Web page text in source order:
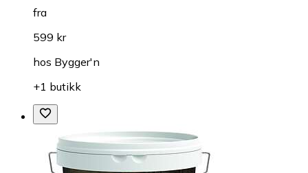
fra
599 kr
hos Bygger'n
+1 butikk